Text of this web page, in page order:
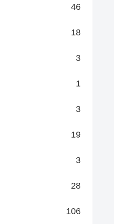
46
18
3
1
3
19
3
28
106